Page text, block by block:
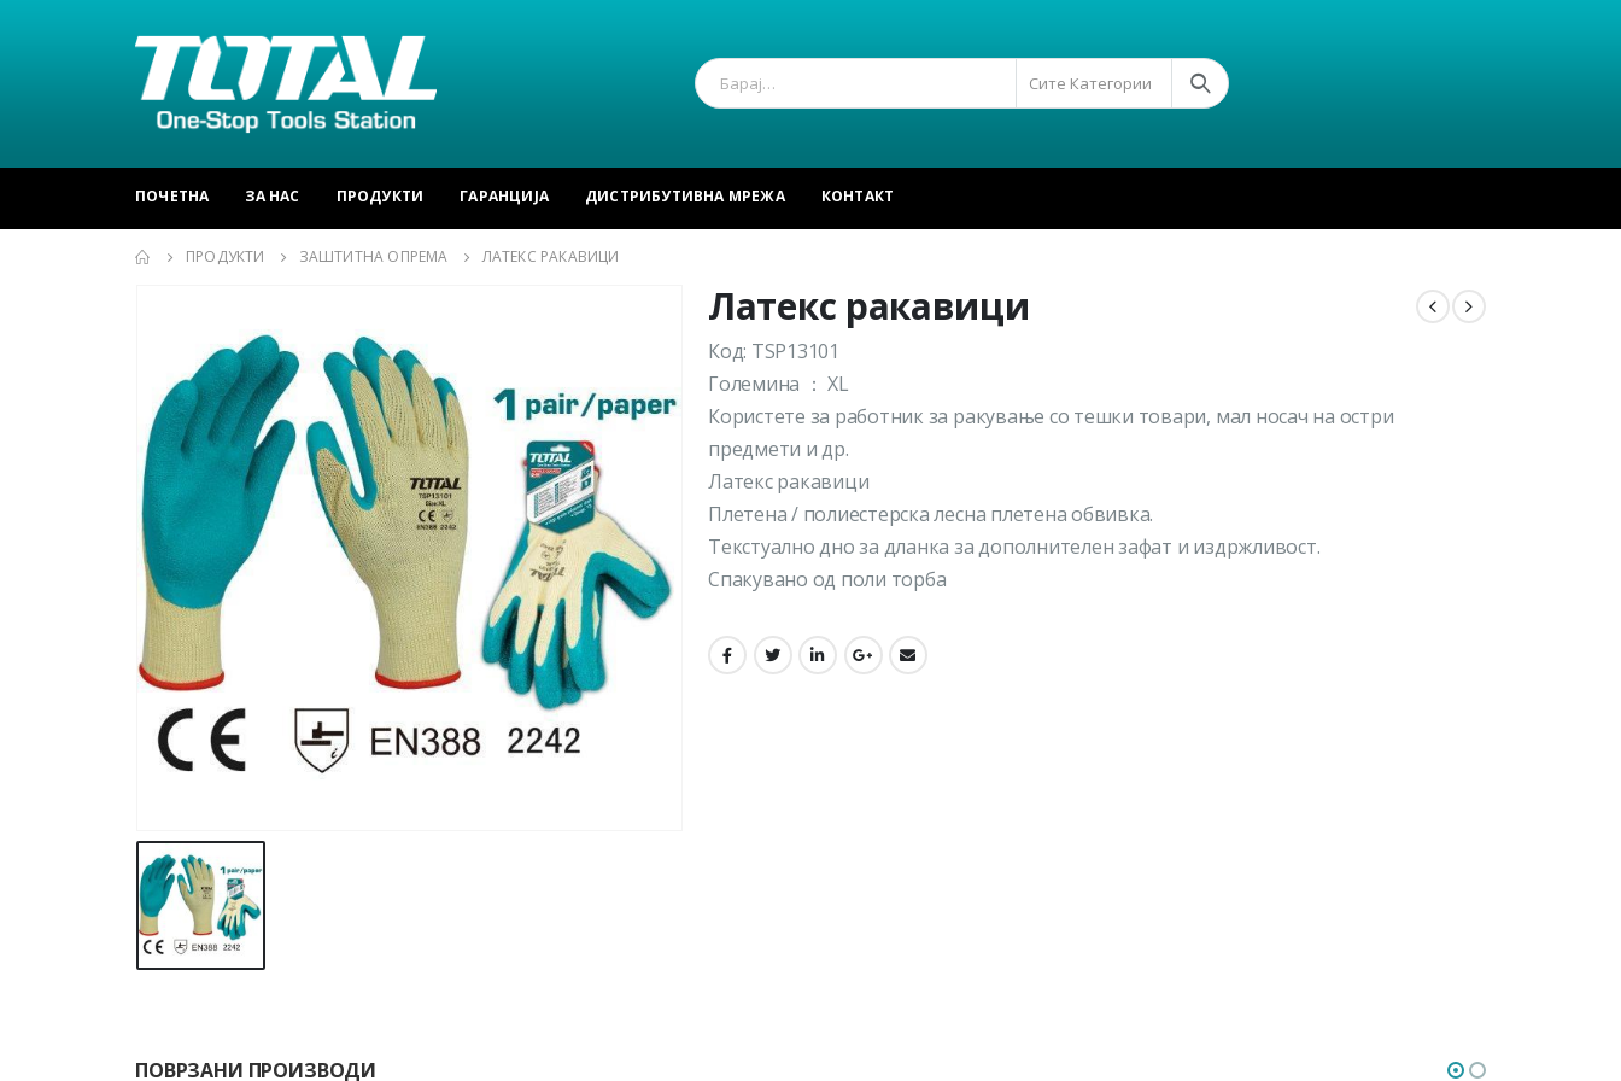
Сите Категории
ПОЧЕТНА ЗА НАС ПРОДУКТИ ГАРАНЦИЈА ДИСТРИБУТИВНА МРЕЖА КОНТАКТ
ПРОДУКТИ ЗАШТИТНА ОПРЕМА ЛАТЕКС РАКАВИЦИ
Латекс ракавици
Код: TSP13101
Големина ： XL
Користете за работник за ракување со тешки товари, мал носач на остри
предмети и др.
Латекс ракавици
Плетена / полиестерска лесна плетена обвивка.
Текстуално дно за дланка за дополнителен зафат и издржливост.
Спакувано од поли торба
ПОВРЗАНИ ПРОИЗВОДИ